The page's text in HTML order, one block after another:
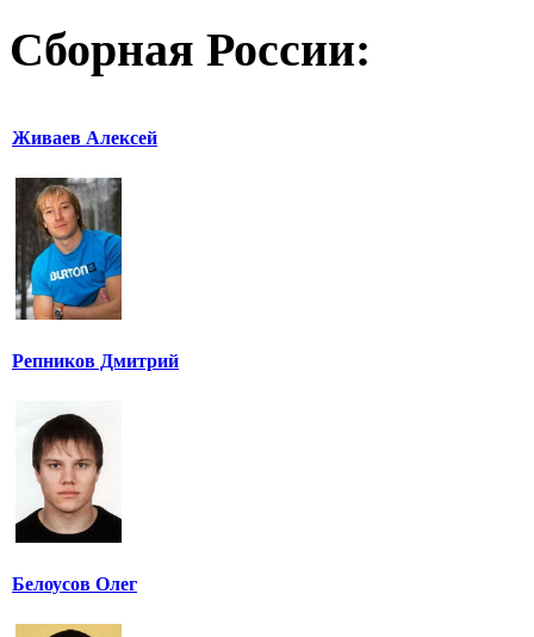
Сборная России:
Живаев Алексей
Репников Дмитрий
Белоусов Олег